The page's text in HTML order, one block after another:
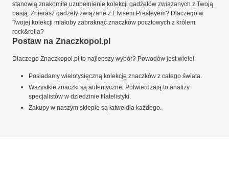
stanowią znakomite uzupełnienie kolekcji gadżetów związanych z Twoją
pasją. Zbierasz gadżety związane z Elvisem Presleyem? Dlaczego w
Twojej kolekcji miałoby zabraknąć znaczków pocztowych z królem
rock&rolla?
Postaw na Znaczkopol.pl
Dlaczego Znaczkopol.pl to najlepszy wybór? Powodów jest wiele!
Posiadamy wielotysięczną kolekcję znaczków z całego świata.
Wszystkie znaczki są autentyczne. Potwierdzają to analizy
specjalistów w dziedzinie filatelistyki.
Zakupy w naszym sklepie są łatwe dla każdego.